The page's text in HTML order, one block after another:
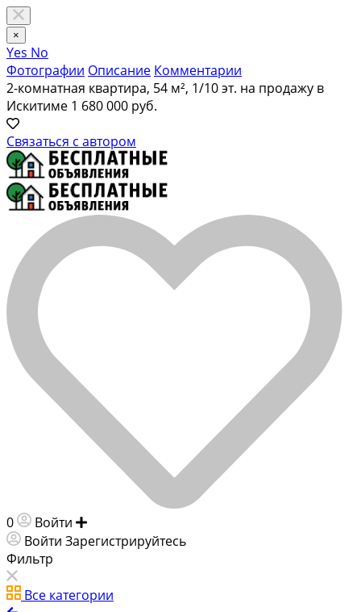
×
Yes No
Фотографии Описание Комментарии
2-комнатная квартира, 54 м², 1/10 эт. на продажу в
Искитиме 1 680 000 руб.
Связаться с автором
0 Войти
Войти Зарегистрируйтесь
Фильтр
Все категории